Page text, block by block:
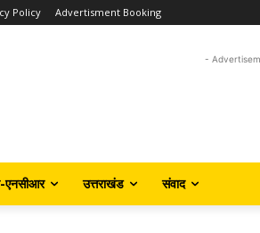
Policy Advertisment Booking
-
एनसीआर उत्तराखंड संवाद